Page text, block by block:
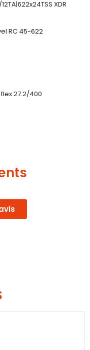
XDR
RC 45-622
flex 27.2/400